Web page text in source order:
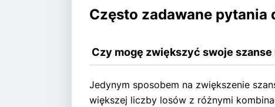
Często zadawane pytania
Czy mogę zwiększyć swoje
Jedynym sposobem na zwiększenie
większej liczby losów z różnymi